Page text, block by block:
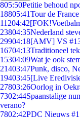
805:50Petitie behoud
18805:41Tour de
11204:42
23804:35Nederland
29904:18[AMV] VS
16704:13Traditioneel
15304:09Wat je ook
21403:47Punk, disco,
19403:45[Live
27803:26Oorlog in
7302:44Spaanstalige
verano?
7802:42PDC Nieuws